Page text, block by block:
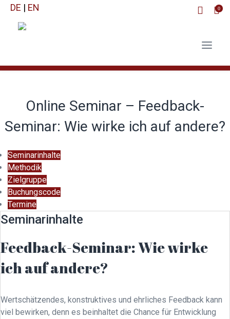
DE | EN 0
Online Seminar – Feedback-
Seminar: Wie wirke ich auf andere?
Seminarinhalte
Methodik
Zielgruppe
Buchungscode
Termine
Seminarinhalte
Feedback-Seminar: Wie wirke
ich auf andere?
Wertschätzendes, konstruktives und ehrliches Feedback kann
viel bewirken, denn es beinhaltet die Chance für Entwicklung